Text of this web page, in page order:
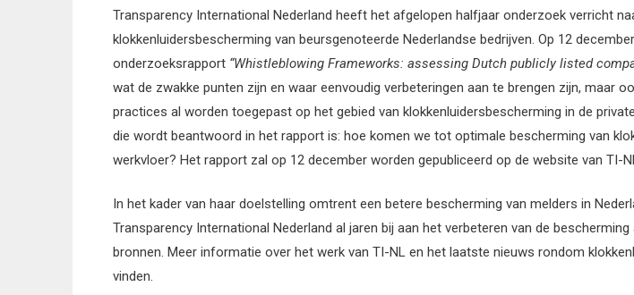
Transparency International Nederland heeft het afgelopen halfjaar onderzoek verricht
klokkenluidersbescherming van beursgenoteerde Nederlandse bedrijven. Op 12
onderzoeksrapport “Whistleblowing Frameworks: assessing Dutch publicly listed
wat de zwakke punten zijn en waar eenvoudig verbeteringen aan te brengen zijn, maar
practices al worden toegepast op het gebied van klokkenluidersbescherming in de
die wordt beantwoord in het rapport is: hoe komen we tot optimale bescherming van
werkvloer? Het rapport zal op 12 december worden gepubliceerd op de website van TI-
In het kader van haar doelstelling omtrent een betere bescherming van melders in
Transparency International Nederland al jaren bij aan het verbeteren van de bescherming
bronnen. Meer informatie over het werk van TI-NL en het laatste nieuws rondom
vinden.